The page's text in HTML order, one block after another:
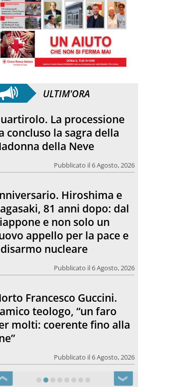
ULTIM'ORA
Hiroshima e
81 anni dopo: dal
e non solo un
appello per la pace e
nucleare
Pubblicato il 6 Agosto, 2026
Francesco Guccini.
teologo, “un faro
molti: coerente fino alla
Un abbraccio verso il
la grande festa del
e dei giovani ad Assisi
Pubblicato il 6 Agosto, 2026
❯